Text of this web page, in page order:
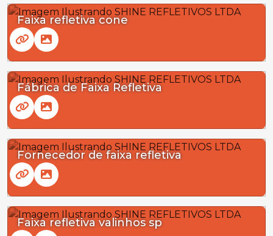
Faixa refletiva cone
Fábrica de Faixa Refletiva
Fornecedor de faixa refletiva
Faixa refletiva valinhos sp